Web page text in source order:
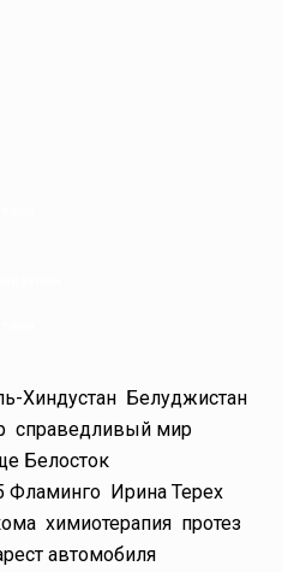
Хиндустан Белуджистан
справедливый мир
Белосток
Фламинго Ирина Терех
химиотерапия протез
автомобиля